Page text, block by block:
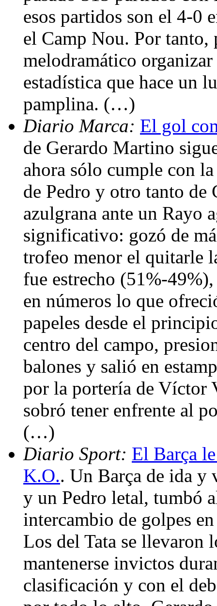
esos partidos son el 4-0
el Camp Nou. Por tanto,
melodramático
estadística que hace un
pamplina. (…)
Diario Marca: El gol
de Gerardo Martino
ahora sólo cumple con
de Pedro y otro tanto de
azulgrana ante un Rayo
significativo: gozó de
trofeo menor el quitarle
fue estrecho (51%-
en números lo que
papeles desde el
centro del campo,
balones y salió en
por la portería de Víctor
sobró tener enfrente al
(…)
Diario Sport: El Barça
K.O.. Un Barça de ida y
y un Pedro letal, tumbó
intercambio de golpes
Los del Tata se llevaron
mantenerse invictos
clasificación y con el